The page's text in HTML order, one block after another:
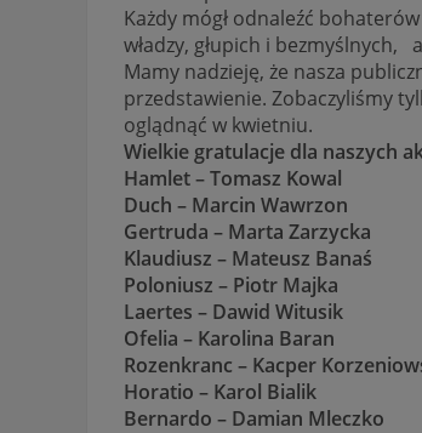
Każdy mógł odnaleźć
władzy, głupich i
Mamy nadzieję, że nasza
przedstawienie. Zobaczyliśmy
oglądnąć w kwietniu.
Wielkie gratulacje dla naszych
Hamlet – Tomasz Kowal
Duch – Marcin Wawrzon
Gertruda – Marta Zarzycka
Klaudiusz – Mateusz Banaś
Poloniusz – Piotr Majka
Laertes – Dawid Witusik
Ofelia – Karolina Baran
Rozenkranc – Kacper
Horatio – Karol Bialik
Bernardo – Damian Mleczko